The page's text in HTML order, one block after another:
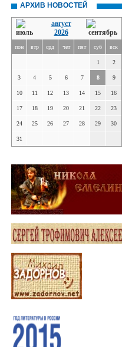
АРХИВ НОВОСТЕЙ
август
2026
пон втр срд чет пят суб вск
1 2
3 4 5 6 7 8 9
10 11 12 13 14 15 16
17 18 19 20 21 22 23
24 25 26 27 28 29 30
31